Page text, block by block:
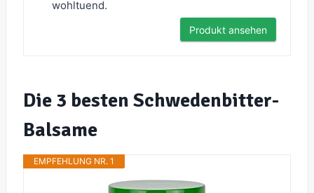
wohltuend.
Produkt ansehen
Die 3 besten Schwedenbitter-
Balsame
EMPFEHLUNG NR. 1